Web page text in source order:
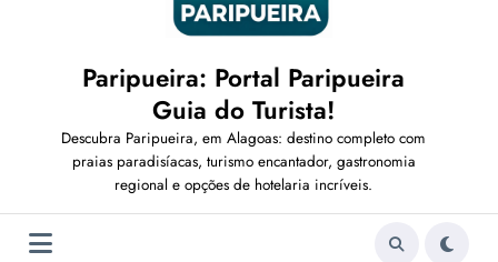
Paripueira: Portal Paripueira
Guia do Turista!
Descubra Paripueira, em Alagoas: destino completo com
praias paradisíacas, turismo encantador, gastronomia
regional e opções de hotelaria incríveis.